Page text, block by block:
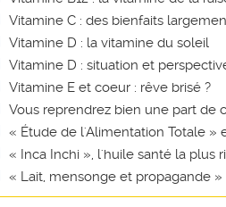
Vitamine C : des bienfaits
Vitamine D : la vitamine du soleil
Vitamine D : situation et
Vitamine E et coeur : rêve brisé ?
Vous reprendrez bien une part de
« Étude de l'Alimentation Totale »
« Inca Inchi », l'huile santé la plus
« Lait, mensonge et propagande »